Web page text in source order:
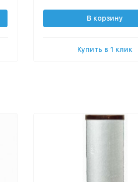
В корзину
Купить в 1 клик